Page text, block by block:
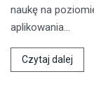
naukę na
aplikowania…
Czytaj dalej